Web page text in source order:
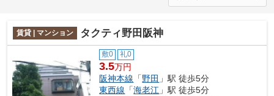
賃貸 | マンション タクティ野田阪神
敷0 礼0
3.5万円
阪神本線 「野田 」駅 徒歩5分
東西線 「海老江 」駅 徒歩5分